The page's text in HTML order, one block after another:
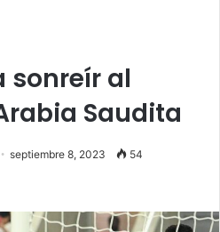
sonreír al
Saudita
septiembre 8, 2023 54